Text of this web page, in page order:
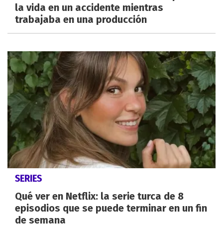
la vida en un accidente mientras
trabajaba en una producción
SERIES
Qué ver en Netflix: la serie turca de 8
episodios que se puede terminar en un fin
de semana